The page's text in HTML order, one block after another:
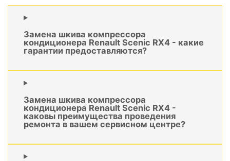
Замена шкива компрессора
кондиционера Renault Scenic RX4 - какие
гарантии предоставляются?
Замена шкива компрессора
кондиционера Renault Scenic RX4 -
каковы преимущества проведения
ремонта в вашем сервисном центре?